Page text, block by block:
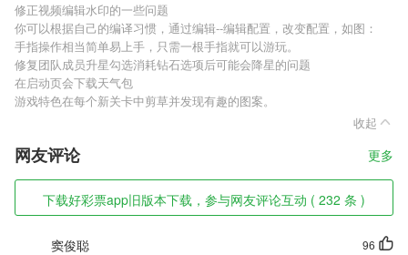
修正视频编辑水印的一些问题
你可以根据自己的编译习惯，通过编辑--编辑配置，改变配置，如图：
手指操作相当简单易上手，只需一根手指就可以游玩。
修复团队成员升星勾选消耗钻石选项后可能会降星的问题
在启动页会下载天气包
游戏特色在每个新关卡中剪草并发现有趣的图案。
收起
网友评论 更多
下载好彩票app旧版本下载，参与网友评论互动 ( 232 条 )
96
窦俊聪